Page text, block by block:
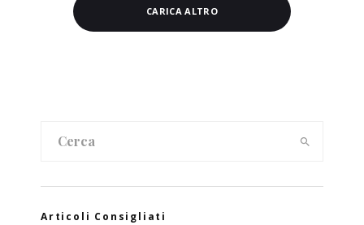
CARICA ALTRO
Articoli Consigliati